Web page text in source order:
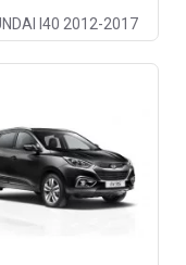
I40 2012-2017